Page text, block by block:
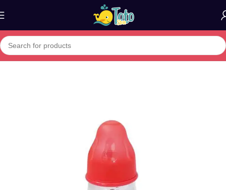
Home»Boutique»BAMBINI Mini Biberon En Verre 60Ml Ref 454